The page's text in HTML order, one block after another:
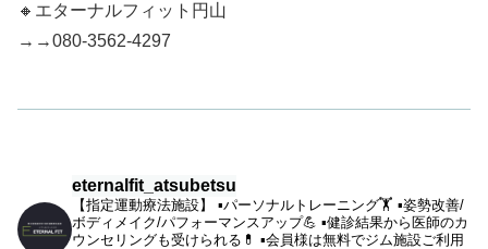
🔸エターナルフィット円山
→→080-3562-4297
eternalfit_atsubetsu
【指定運動療法施設】 ▪︎パーソナルトレーニング🏋️ ▪︎姿勢改善/
ボディメイク/パフォーマンスアップ💪 ▪︎健診結果から医師のカ
ウンセリングも受けられる💊 ▪︎会員様は無料でジム施設ご利用